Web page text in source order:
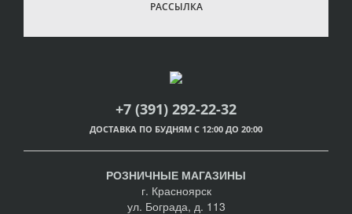
РАССЫЛКА
+7 (391) 292-22-32
ДОСТАВКА ПО БУДНЯМ С 12:00 ДО 20:00
РОЗНИЧНЫЕ МАГАЗИНЫ
г. Красноярск
ул. Бограда, д. 113